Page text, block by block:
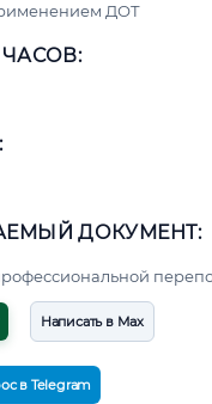
ДОТ
ДОКУМЕНТ:
Написать в Max
в Telegram